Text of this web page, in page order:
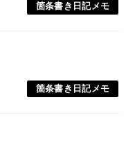
箇条書き日記メモ
箇条書き日記メモ